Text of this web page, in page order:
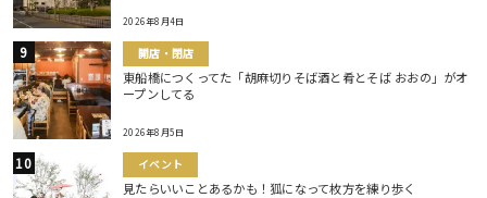
2026年8月4日
開店・閉店
東船橋につくってた「胡麻切りそば酒と肴とそば おおの」がオ
ープンしてる
2026年8月5日
イベント
見たらいいことあるかも！狐になって枚方を練り歩く